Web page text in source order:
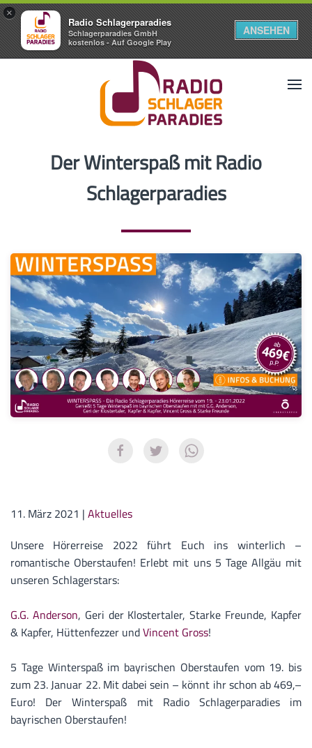
×
Radio Schlagerparadies
Schlagerparadies GmbH
kostenlos - Auf Google Play
ANSEHEN
Der Winterspaß mit Radio
Schlagerparadies
11. März 2021 | Aktuelles
Unsere Hörerreise 2022 führt Euch ins winterlich –
romantische Oberstaufen! Erlebt mit uns 5 Tage Allgäu mit
unseren Schlagerstars:
G.G. Anderson, Geri der Klostertaler, Starke Freunde, Kapfer
& Kapfer, Hüttenfezzer undVincent Gross!
5 Tage Winterspaß im bayrischen Oberstaufen vom 19. bis
zum 23. Januar 22. Mit dabei sein – könnt ihr schon ab 469,–
Euro! Der Winterspaß mit Radio Schlagerparadies im
bayrischen Oberstaufen!